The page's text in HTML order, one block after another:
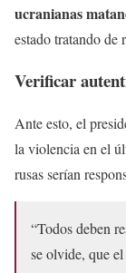
ucranianas
estado tratando de
Verificar
Ante esto, el
la violencia en el
rusas serían
“Todos deben
se olvide, que